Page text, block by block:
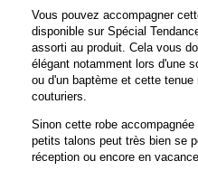
Vous pouvez accompagner
disponible sur Spécial
assorti au produit. Cela vous
élégant notamment lors d'une
ou d'un baptème et cette
couturiers.
Sinon cette robe
petits talons peut très bien se
réception ou encore en